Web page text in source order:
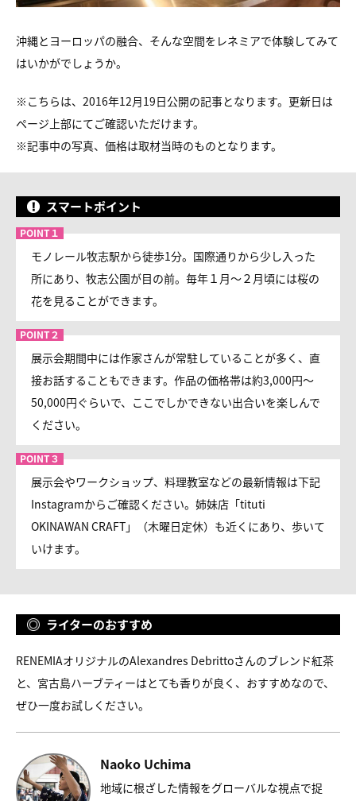
沖縄とヨーロッパの融合、そんな空間をレネミアで体験してみて
はいかがでしょうか。
※こちらは、2016年12月19日公開の記事となります。更新日は
ページ上部にてご確認いただけます。
※記事中の写真、価格は取材当時のものとなります。
スマートポイント
モノレール牧志駅から徒歩1分。国際通りから少し入った
所にあり、牧志公園が目の前。毎年１月〜２月頃には桜の
花を見ることができます。
展示会期間中には作家さんが常駐していることが多く、直
接お話することもできます。作品の価格帯は約3,000円〜
50,000円ぐらいで、ここでしかできない出合いを楽しんで
ください。
展示会やワークショップ、料理教室などの最新情報は下記
Instagramからご確認ください。姉妹店「tituti
OKINAWAN CRAFT」（木曜日定休）も近くにあり、歩いて
いけます。
ライターのおすすめ
RENEMIAオリジナルのAlexandres Debrittoさんのブレンド紅茶
と、宮古島ハーブティーはとても香りが良く、おすすめなので、
ぜひ一度お試しください。
Naoko Uchima
地域に根ざした情報をグローバルな視点で捉